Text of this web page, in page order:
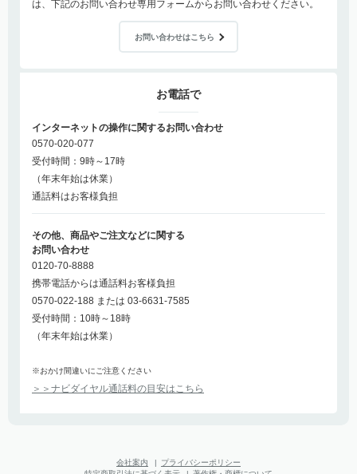
は、下記のお問い合わせ専用フォームからお問い合わせください。
お問い合わせはこちら
お電話で
インターネットの操作に関するお問い合わせ
0570-020-077
受付時間：9時～17時
（年末年始は休業）
通話料はお客様負担
その他、商品やご注文などに関する
お問い合わせ
0120-70-8888
携帯電話からは通話料お客様負担
0570-022-188 または 03-6631-7585
受付時間：10時～18時
（年末年始は休業）
※おかけ間違いにご注意ください
＞＞ナビダイヤル通話料の目安はこちら
会社案内
プライバシーポリシー